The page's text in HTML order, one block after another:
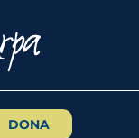
DONA
di